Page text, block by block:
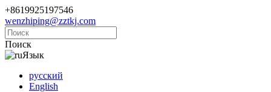
+8619925197546
wenzhiping@zztkj.com
Поиск
Язык
русский
English